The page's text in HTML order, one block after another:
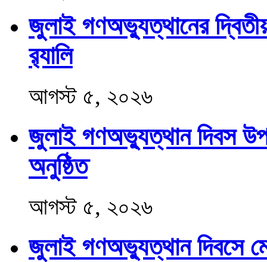
জুলাই গণঅভ্যুত্থানের দ্বিতীয়
র‍্যালি
আগস্ট ৫, ২০২৬
জুলাই গণঅভ্যুত্থান দিবস
অনুষ্ঠিত
আগস্ট ৫, ২০২৬
জুলাই গণঅভ্যুত্থান দিবসে